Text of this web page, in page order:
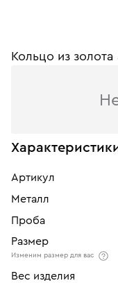
Кольцо из
Артикул
Металл
Проба
Размер
Изменим размер для вас
Вес изделия